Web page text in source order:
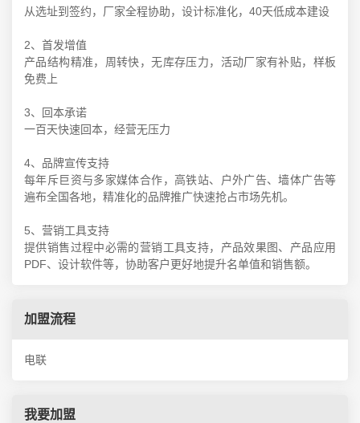
从选址到签约，厂家全程协助，设计标准化，40天低成本建设
2、首发增值
产品结构精准，周转快，无库存压力，活动厂家有补贴，样板
免费上
3、回本承诺
一百天快速回本，经营无压力
4、品牌宣传支持
每年斥巨资与多家媒体合作，高铁站、户外广告、墙体广告等
遍布全国各地，精准化的品牌推广快速抢占市场先机。
5、营销工具支持
提供销售过程中必需的营销工具支持，产品效果图、产品应用
PDF、设计软件等，协助客户更好地提升名单值和销售额。
加盟流程
电联
我要加盟